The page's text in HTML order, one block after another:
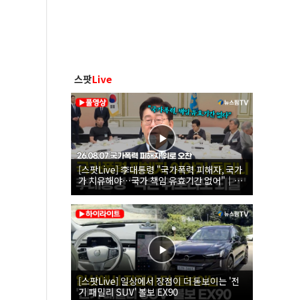
스팟Live
[스팟Live] 李대통령 "국가폭력 피해자, 국가
가 치유해야…국가 책임 유효기간 없어"｜
26.08.07 국가폭력 피해자 위로 오찬
[스팟Live] 일상에서 장점이 더 돋보이는 '전
기 패밀리 SUV' 볼보 EX90